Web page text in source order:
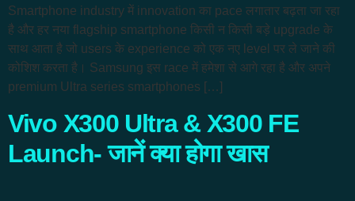
Smartphone industry में innovation का pace लगातार बढ़ता जा रहा
है और हर नया flagship smartphone किसी न किसी बड़े upgrade के
साथ आता है जो users के experience को एक नए level पर ले जाने की
कोशिश करता है। Samsung इस race में हमेशा से आगे रहा है और अपने
premium Ultra series smartphones […]
Vivo X300 Ultra & X300 FE
Launch- जानें क्या होगा खास